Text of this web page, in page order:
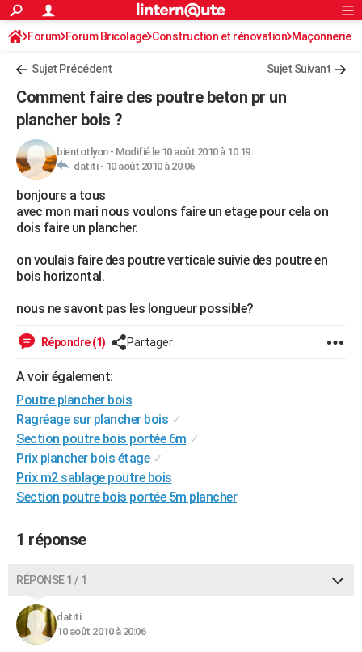
ACTUALITÉS
Politique
Société
Faits Divers
Education
Monde
Villes
+
Programme TV
Streaming
Cinéma
Sorties cinéma
Musique
FINANCE
Retraite
Impôts
Epargne
Immobilier
Risques naturels par ville
Banque
Assurance
Crédit
AUTO
Essais
Réserver un essai
Citadines
Berlines
SUV
Forum auto
HIGH-TECH
Mobiles
Meilleur smartphone
Internet
Ordinateurs
Jeux vidéo
Guide high-tech
+BRICOLAGE
Guides de France
Escapades
Patrimoine
Expositions
Musées
Week-end nature
+LIFESTYLE
Art de vivre
Bien-être
Loisirs
Mode
Modes de vie
SANTE
Alimentation
Guide de la santé
Maladies
Médicaments
Sommeil
VOYAGE
Destinations
City break
Voyage nature
Voyage de noces
Forum
Climat
+PHOTO
GUIDES D'ACHAT
BONS PLANS
CARTE DE VOEUX
Dictionnaire
Biographies
Citations
Expressions
Proverbes
PROGRAMME TV
COPAINS D'AVANT
S'inscrire
Se connecter
Lycées
Collèges
Primaires
Universités
Entreprises
Service militaire
Avis de recherche
AVIS DE DÉCÈS
FORUM
Rechercher
S'inscrire
Connexion
Forum Forum Bricolage Construction et rénovation Maçonnerie
Sujet Précédent Sujet Suivant
Comment faire des poutre beton pr un
plancher bois ?
bientotlyon- Modifié le 10 août 2010 à 10:19
datiti - 10 août 2010 à 20:06
bonjours a tous
avec mon mari nous voulons faire un etage pour cela on
dois faire un plancher.
on voulais faire des poutre verticale suivie des poutre en
bois horizontal.
nous ne savont pas les longueur possible?
Répondre (1) Partager
A voir également:
Poutre plancher bois
Ragréage sur plancher bois ✓
Section poutre bois portée 6m ✓
Prix plancher bois étage ✓
Prix m2 sablage poutre bois
Section poutre bois portée 5m plancher
1 réponse
RÉPONSE 1 / 1
datiti
10 août 2010 à 20:06